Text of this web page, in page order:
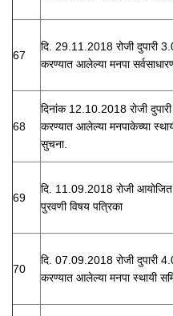
67
दि. 29.11.2018 रोजी दुपारी
करण्यात आलेल्या मनपा
68
दिनांक 12.10.2018 रोजी
करण्यात आलेल्या मनपाकेच्या
सुचना.
69
दि. 11.09.2018 रोजी आयोजित
पुरवणी विषय पत्रिका
70
दि. 07.09.2018 रोजी दुपारी
करण्यात आलेल्या मनपा स्थायी